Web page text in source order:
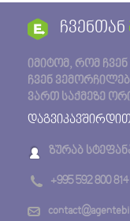
ჩვენთან
იმიტომ, რომ
ჩვენ
ვართ საქმეზე
დაგვიკავშირდით
ზურაბ
+995 592 800 814